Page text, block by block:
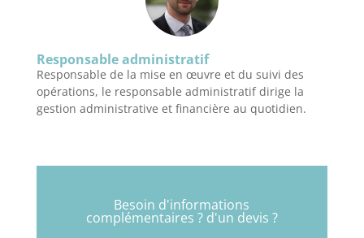
Responsable administratif
Responsable de la mise en œuvre et du suivi des
opérations, le responsable administratif dirige la
gestion administrative et financière au quotidien.
Besoin d'informations
complémentaires ? d'un devis ?